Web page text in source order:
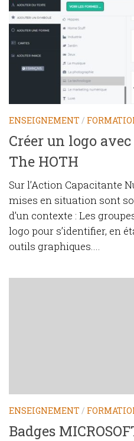
ENSEIGNEMENT /
Créer un logo
The HOTH
Sur l’Action Capacitante
mises en situation sont
d’un contexte : Les
logo pour s’identifier, en
outils graphiques....
ENSEIGNEMENT /
Badges